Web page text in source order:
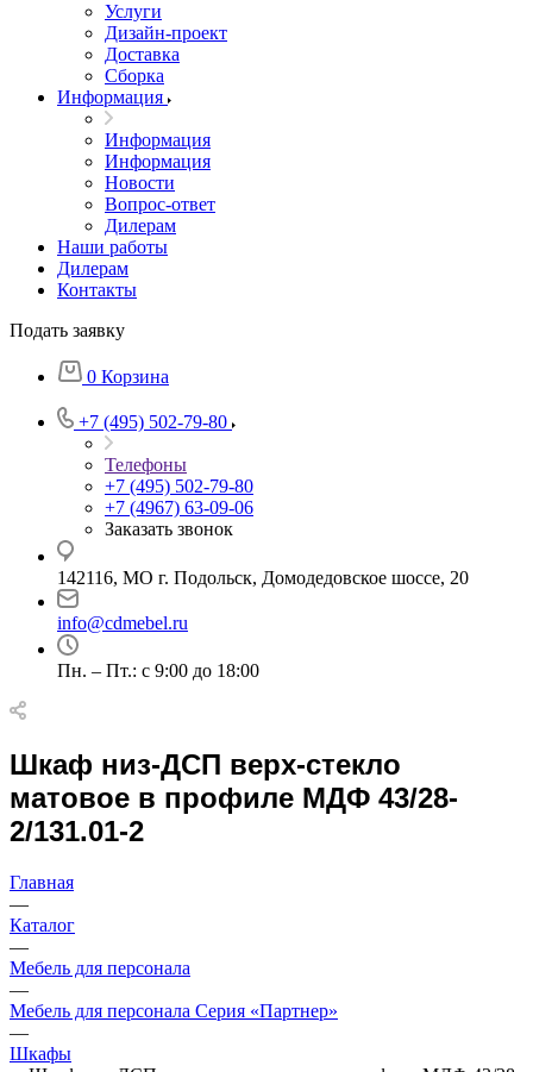
Услуги
Дизайн-проект
Доставка
Сборка
Информация
Информация
Информация
Новости
Вопрос-ответ
Дилерам
Наши работы
Дилерам
Контакты
Подать заявку
0 Корзина
+7 (495) 502-79-80
Телефоны
+7 (495) 502-79-80
+7 (4967) 63-09-06
Заказать звонок
142116, МО г. Подольск, Домодедовское шоссе, 20
info@cdmebel.ru
Пн. – Пт.: с 9:00 до 18:00
Шкаф низ-ДСП верх-стекло
матовое в профиле МДФ 43/28-
2/131.01-2
Главная
—
Каталог
—
Мебель для персонала
—
Мебель для персонала Серия «Партнер»
—
Шкафы